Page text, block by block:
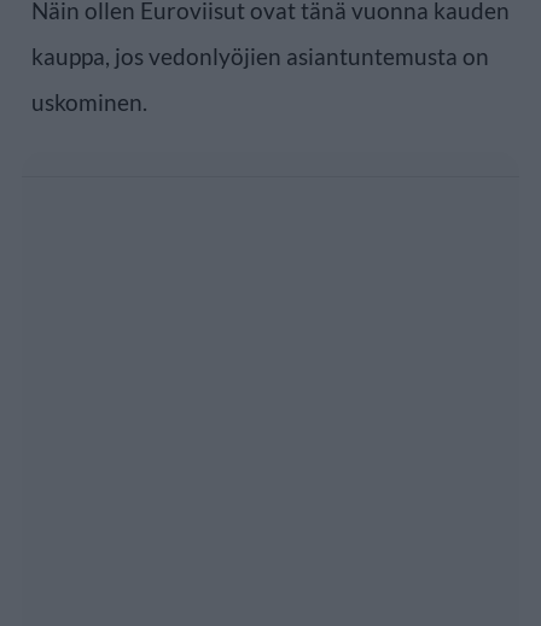
Näin ollen Euroviisut ovat tänä vuonna kauden
kauppa, jos vedonlyöjien asiantuntemusta on
uskominen.